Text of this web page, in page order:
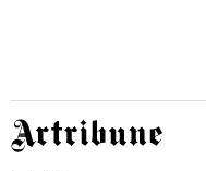
Artribune